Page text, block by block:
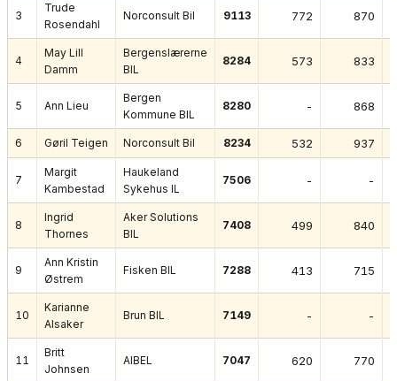
3
Trude
Rosendahl
Norconsult Bil 9113 772 870
4
May Lill
Damm
Bergenslærerne
BIL
8284 573 833
5 Ann Lieu
Bergen
Kommune BIL
8280 - 868
6 Gøril Teigen Norconsult Bil 8234 532 937
7
Margit
Kambestad
Haukeland
Sykehus IL
7506 - -
8
Ingrid
Thornes
Aker Solutions
BIL
7408 499 840
9
Ann Kristin
Østrem
Fisken BIL 7288 413 715
10
Karianne
Alsaker
Brun BIL 7149 - -
11
Britt
Johnsen
AIBEL 7047 620 770